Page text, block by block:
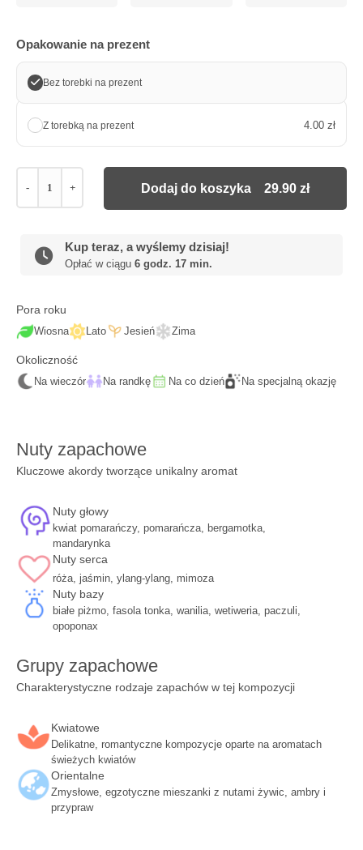
Opakowanie na prezent
Z torebką na prezent 4.00 zł
Bez torebki na prezent
- + Dodaj do koszyka 29.90 zł
Kup teraz, a wyślemy dzisiaj!
Opłać w ciągu 6 godz. 17 min.
Pora roku
Wiosna Lato Jesień Zima
Okoliczność
Na wieczór Na randkę Na co dzień Na specjalną okazję
Nuty zapachowe
Kluczowe akordy tworzące unikalny aromat
Nuty głowy
kwiat pomarańczy, pomarańcza, bergamotka,
mandarynka
Nuty serca
róża, jaśmin, ylang-ylang, mimoza
Nuty bazy
białe piżmo, fasola tonka, wanilia, wetiweria, paczuli,
opoponax
Grupy zapachowe
Charakterystyczne rodzaje zapachów w tej kompozycji
Kwiatowe
Delikatne, romantyczne kompozycje oparte na aromatach
świeżych kwiatów
Orientalne
Zmysłowe, egzotyczne mieszanki z nutami żywic, ambry i
przypraw